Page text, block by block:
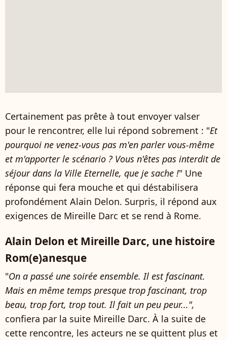
Certainement pas prête à tout envoyer valser
pour le rencontrer, elle lui répond sobrement : "Et
pourquoi ne venez-vous pas m'en parler vous-même
et m'apporter le scénario ? Vous n'êtes pas interdit de
séjour dans la Ville Eternelle, que je sache !" Une
réponse qui fera mouche et qui déstabilisera
profondément Alain Delon. Surpris, il répond aux
exigences de Mireille Darc et se rend à Rome.
Alain Delon et Mireille Darc, une histoire
Rom(e)anesque
"On a passé une soirée ensemble. Il est fascinant.
Mais en même temps presque trop fascinant, trop
beau, trop fort, trop tout. Il fait un peu peur...",
confiera par la suite Mireille Darc. À la suite de
cette rencontre, les acteurs ne se quittent plus et